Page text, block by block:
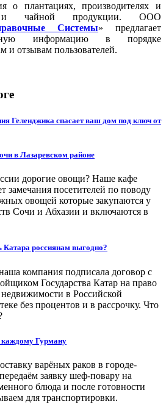
о плантациях, производителях и
и чайной продукции. ООО
Системы» предлагает
информацию в порядке
и отзывам пользователей.
Геленджика спасает ваш дом под ключ от
в Лазаревском районе
дорогие овощи? Наше кафе
замечания посетителей по поводу
овощей которые закупаются у
Сочи и Абхазии и включаются в
Катара россиянам выгодно?
компания подписала договор с
Государства Катар на право
в Российской
без процентов и в рассрочку. Что
Гурману
варёных раков в городе-
заявку шеф-повару на
блюда и после готовности
для транспортировки.